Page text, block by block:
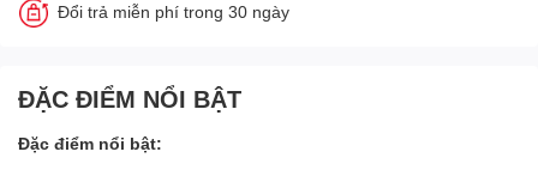
Đổi trả miễn phí trong 30 ngày
ĐẶC ĐIỂM NỔI BẬT
Đặc điểm nổi bật: